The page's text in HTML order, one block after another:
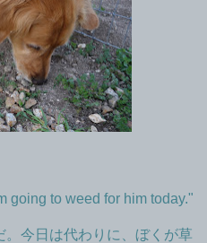
going to weed for him today."
。今日は代わりに、ぼくが草